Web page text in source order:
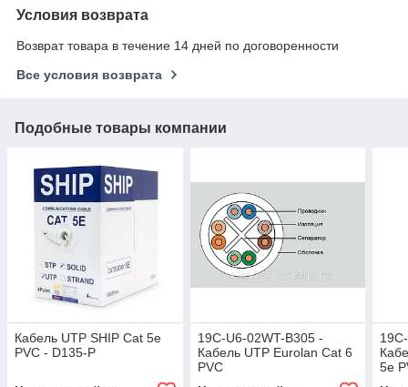
Условия возврата
Возврат товара в течение 14 дней по договоренности
Все условия возврата
Подобные товары компании
Кабель UTP SHIP Cat 5e
PVC - D135-P
19C-U6-02WT-B305 -
Кабель UTP Eurolan Cat 6
PVC
5e